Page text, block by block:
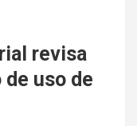
revisa
uso de